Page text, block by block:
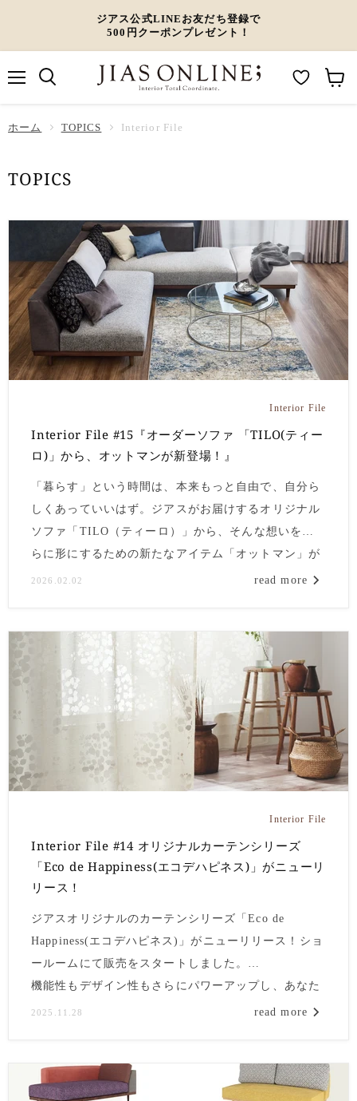
ジアス公式LINEお友だち登録で
500円クーポンプレゼント！
ー
i
s
ホーム TOPICS Interior File
TOPICS
Interior File
Interior File #15『オーダーソファ 「TILO(ティー
ロ)」から、オットマンが新登場！』
「暮らす」という時間は、本来もっと自由で、自分ら
しくあっていいはず。ジアスがお届けするオリジナル
ソファ「TILO（ティーロ）」から、そんな想いをさ
らに形にするための新たなアイテム「オットマン」が
本日2月2日より仲間入りしました。
2026.02.02 read more
Interior File
Interior File #14 オリジナルカーテンシリーズ
「Eco de Happiness(エコデハピネス)」がニューリ
リース！
ジアスオリジナルのカーテンシリーズ「Eco de
Happiness(エコデハピネス)」がニューリリース！ショ
ールームにて販売をスタートしました。
機能性もデザイン性もさらにパワーアップし、あなた
の暮らしに「心地よさ」と「ハッピー」をお届けしま
2025.11.28 read more